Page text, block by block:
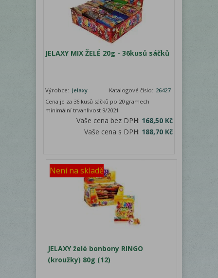
JELAXY MIX ŽELÉ 20g - 36kusů sáčků
Výrobce: Jelaxy Katalogové číslo: 26427
Cena je za 36 kusů sáčků po 20 gramech
minimální trvanlivost 9/2021
Vaše cena bez DPH: 168,50 Kč
Vaše cena s DPH: 188,70 Kč
Není na skladě
JELAXY želé bonbony RINGO
(kroužky) 80g (12)